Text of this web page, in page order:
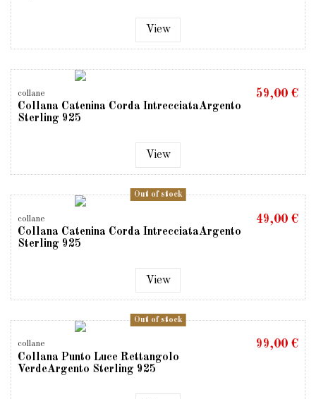
View
collane
Collana Catenina Corda IntrecciataArgento
Sterling 925
59,00 €
View
Out of stock
collane
Collana Catenina Corda IntrecciataArgento
Sterling 925
49,00 €
View
Out of stock
collane
Collana Punto Luce Rettangolo
VerdeArgento Sterling 925
99,00 €